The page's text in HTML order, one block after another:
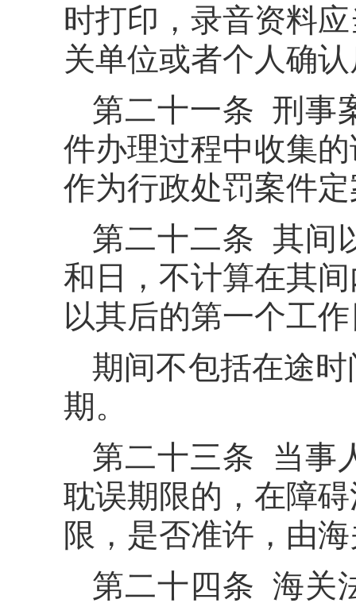
时打印，录音资料
关单位或者个人确
第二十一条 刑事
件办理过程中收集
作为行政处罚案件
第二十二条 其间
和日，不计算在其
以其后的第一个工
期间不包括在途
期。
第二十三条 当事
耽误期限的，在障
限，是否准许，由
第二十四条 海关